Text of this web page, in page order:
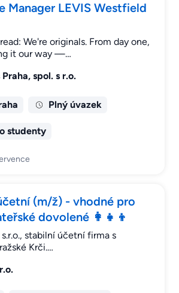
Manager LEVIS Westfield
We're originals. From day one,
it our way —…
spol. s r.o.
Plný úvazek
studenty
(m/ž) - vhodné pro
dovolené 👩‍👧‍👦
stabilní účetní firma s
Krči.…